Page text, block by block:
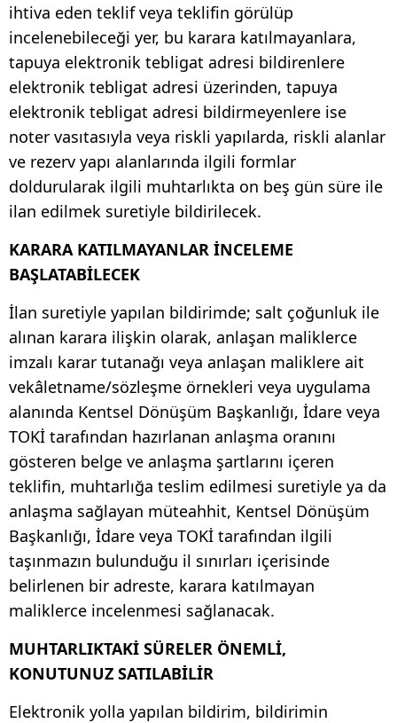
ihtiva eden teklif veya teklifin görülüp
incelenebileceği yer, bu karara katılmayanlara,
tapuya elektronik tebligat adresi bildirenlere
elektronik tebligat adresi üzerinden, tapuya
elektronik tebligat adresi bildirmeyenlere ise
noter vasıtasıyla veya riskli yapılarda, riskli alanlar
ve rezerv yapı alanlarında ilgili formlar
doldurularak ilgili muhtarlıkta on beş gün süre ile
ilan edilmek suretiyle bildirilecek.
KARARA KATILMAYANLAR İNCELEME
BAŞLATABİLECEK
İlan suretiyle yapılan bildirimde; salt çoğunluk ile
alınan karara ilişkin olarak, anlaşan maliklerce
imzalı karar tutanağı veya anlaşan maliklere ait
vekâletname/sözleşme örnekleri veya uygulama
alanında Kentsel Dönüşüm Başkanlığı, İdare veya
TOKİ tarafından hazırlanan anlaşma oranını
gösteren belge ve anlaşma şartlarını içeren
teklifin, muhtarlığa teslim edilmesi suretiyle ya da
anlaşma sağlayan müteahhit, Kentsel Dönüşüm
Başkanlığı, İdare veya TOKİ tarafından ilgili
taşınmazın bulunduğu il sınırları içerisinde
belirlenen bir adreste, karara katılmayan
maliklerce incelenmesi sağlanacak.
MUHTARLIKTAKİ SÜRELER ÖNEMLİ,
KONUTUNUZ SATILABİLİR
Elektronik yolla yapılan bildirim, bildirimin